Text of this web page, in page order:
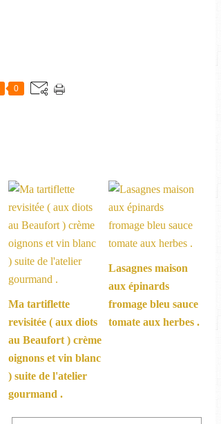
0
Ma tartiflette
revisitée ( aux diots
au Beaufort ) crème
oignons et vin blanc
) suite de l'atelier
gourmand .
Lasagnes maison
aux épinards
fromage bleu sauce
tomate aux herbes .